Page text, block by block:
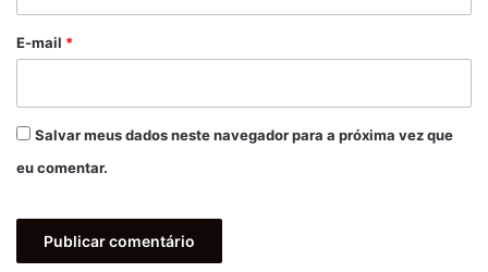
*
E-mail *
Salvar meus dados neste navegador para a próxima vez que
eu comentar.